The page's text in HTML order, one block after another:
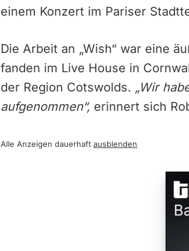
einem Konzert im Pariser
Die Arbeit an „Wish“ war eine
fanden im Live House in
der Region Cotswolds. „Wir
aufgenommen“, erinnert sich
Alle Anzeigen dauerhaftausblenden